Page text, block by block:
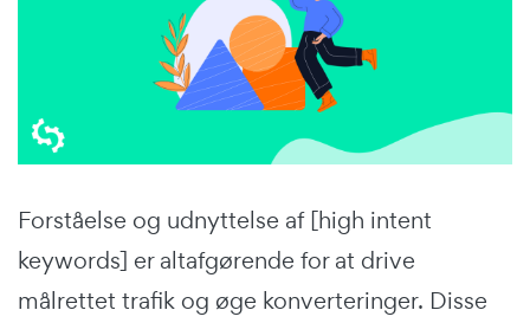
Forståelse og udnyttelse af [high intent
keywords] er altafgørende for at drive
målrettet trafik og øge konverteringer. Disse